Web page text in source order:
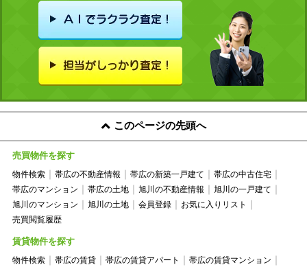
このページの先頭へ
売買物件を探す
物件検索 帯広の不動産情報 帯広の新築一戸建て
帯広の中古住宅
帯広のマンション
帯広の土地 旭川の不動産情報
旭川の一戸建て
旭川のマンション
旭川の土地 会員登録
お気に入りリスト
売買閲覧履歴
賃貸物件を探す
物件検索 帯広の賃貸 帯広の賃貸アパート
帯広の賃貸マンション